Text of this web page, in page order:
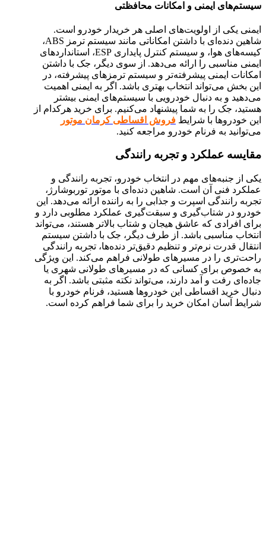
سیستم‌های ایمنی و امکانات محافظتی
ایمنی یکی از اولویت‌های اصلی هر خریدار خودرو است.
شاهین دنده‌ای با داشتن امکاناتی مانند سیستم ترمز ABS،
کیسه‌های هوا، و سیستم کنترل پایداری ESP، استانداردهای
ایمنی مناسبی را ارائه می‌دهد. از سوی دیگر، جک با داشتن
امکانات ایمنی پیشرفته‌تر و سیستم ترمزهای پیشرفته، در
این بخش می‌تواند انتخاب بهتری باشد. اگر به ایمنی اهمیت
می‌دهید و به دنبال خودرویی با سیستم‌های ایمنی بیشتر
هستید، جک را به شما پیشنهاد می‌کنیم. برای خرید هرکدام از
این خودروها با شرایط فروش اقساطی کرمان موتور
می‌توانید به فرنام خودرو مراجعه کنید.
مقایسه عملکرد و تجربه رانندگی
یکی از جنبه‌های مهم در انتخاب خودرو، تجربه رانندگی و
عملکرد فنی آن است. شاهین دنده‌ای با موتور توربوشارژ،
تجربه رانندگی اسپرت و جذابی را به راننده ارائه می‌دهد. این
خودرو در شتاب‌گیری و سبقت‌گیری عملکرد مطلوبی دارد و
برای افرادی که عاشق هیجان و شتاب بالاتر هستند، می‌تواند
انتخاب مناسبی باشد. از طرف دیگر، جک با داشتن سیستم
انتقال قدرت نرم‌تر و تنظیم دقیق‌تر دنده‌ها، تجربه رانندگی
راحت‌تری را در مسیرهای طولانی فراهم می‌کند. این ویژگی
به خصوص برای کسانی که در مسیرهای طولانی شهری یا
جاده‌ای رفت و آمد دارند، می‌تواند نکته مثبتی باشد. اگر به
دنبال خرید اقساطی این خودروها هستید، فرنام خودرو با
شرایط آسان امکان خرید را برای شما فراهم کرده است.